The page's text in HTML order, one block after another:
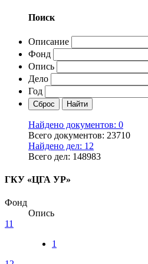
Поиск
Описание
Фонд
Опись
Дело
Год
Найдено документов: 0
Всего документов: 23710
Найдено дел: 12
Всего дел: 148983
ГКУ «ЦГА УР»
Фонд
Опись
11
1